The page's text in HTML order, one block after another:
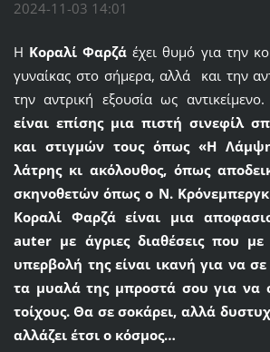
2024-11-03 14:01
Η Κοραλί Φαρζά έχει θυμό για την
γυναίκας στο σήμερα, αλλά και την
την αντρική εξουσία ως
είναι επίσης μια πιστή σινεφίλ
και στιγμών τους όπως «Η
λάτρης κι ακόλουθος, όπως
σκηνοθετών όπως ο Ν. Κρόνεμπεργκ
Κοραλί Φαρζάείναι μια
auter με άγριες διαθέσεις που
υπερβολή της είναι ικανή για να σε
τα μυαλά της μπροστά σου για να
τοίχους. Θα σε σοκάρει, αλλά
αλλάζει έτσι ο κόσμος…